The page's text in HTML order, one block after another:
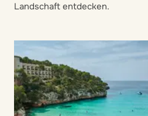
Landschaft entdecken.